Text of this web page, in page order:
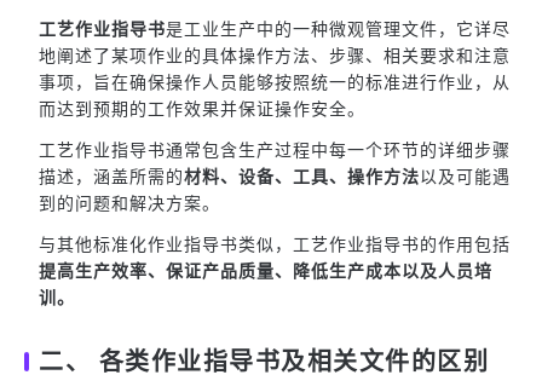
工艺作业指导书是工业生产中的一种微观管理文件，它详尽
地阐述了某项作业的具体操作方法、步骤、相关要求和注意
事项，旨在确保操作人员能够按照统一的标准进行作业，从
而达到预期的工作效果并保证操作安全。
工艺作业指导书通常包含生产过程中每一个环节的详细步骤
描述，涵盖所需的材料、设备、工具、操作方法以及可能遇
到的问题和解决方案。
与其他标准化作业指导书类似，工艺作业指导书的作用包括
提高生产效率、保证产品质量、降低生产成本以及人员培
训。
二、 各类作业指导书及相关文件的区别